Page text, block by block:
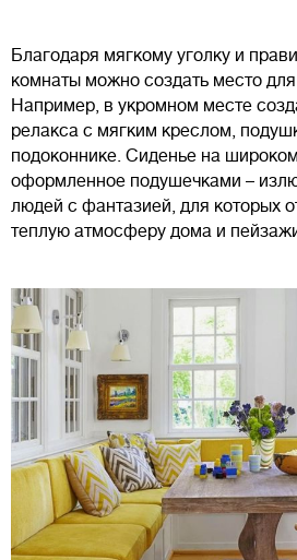
Благодаря мягкому уголку и
комнаты можно создать место
Например, в укромном месте
релакса с мягким креслом,
подоконнике. Сиденье на
оформленное подушечками –
людей с фантазией, для которых
теплую атмосферу дома и